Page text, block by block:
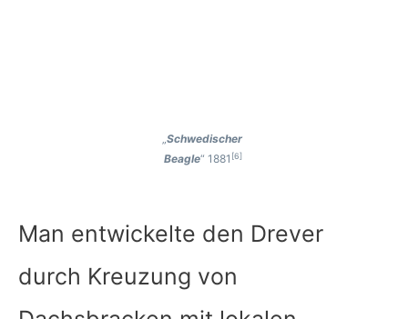
„Schwedischer
Beagle“ 1881 [6]
Man entwickelte den Drever
durch Kreuzung von